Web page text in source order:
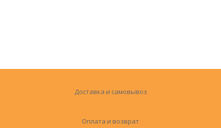
Доставка и самовывоз
Оплата и возврат